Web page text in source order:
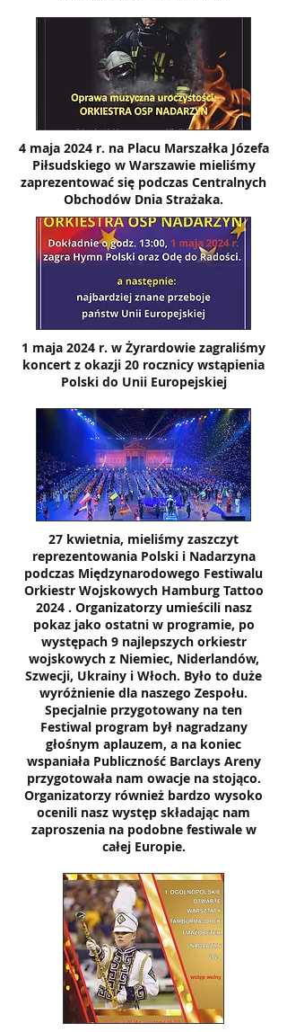
4 maja 2024 r. na Placu Marszałka Józefa
Piłsudskiego w Warszawie mieliśmy
zaprezentować się podczas Centralnych
Obchodów Dnia Strażaka.
1 maja 2024 r. w Żyrardowie zagraliśmy
koncert z okazji 20 rocznicy wstąpienia
Polski do Unii Europejskiej
27 kwietnia, mieliśmy zaszczyt
reprezentowania Polski i Nadarzyna
podczas Międzynarodowego Festiwalu
Orkiestr Wojskowych Hamburg Tattoo
2024 . Organizatorzy umieścili nasz
pokaz jako ostatni w programie, po
występach 9 najlepszych orkiestr
wojskowych z Niemiec, Niderlandów,
Szwecji, Ukrainy i Włoch. Było to duże
wyróżnienie dla naszego Zespołu.
Specjalnie przygotowany na ten
Festiwal program był nagradzany
głośnym aplauzem, a na koniec
wspaniała Publiczność Barclays Areny
przygotowała nam owacje na stojąco.
Organizatorzy również bardzo wysoko
ocenili nasz występ składając nam
zaproszenia na podobne festiwale w
całej Europie.